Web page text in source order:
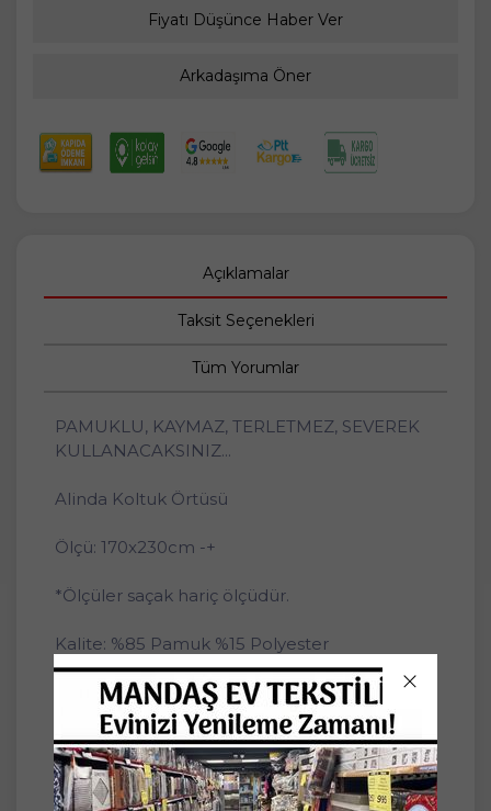
Fiyatı Düşünce Haber Ver
Arkadaşıma Öner
Açıklamalar
Taksit Seçenekleri
Tüm Yorumlar
PAMUKLU, KAYMAZ, TERLETMEZ, SEVEREK
KULLANACAKSINIZ...
Alinda Koltuk Örtüsü
Ölçü: 170x230cm -+
*Ölçüler saçak hariç ölçüdür.
Kalite: %85 Pamuk %15 Polyester
Ağırlık: 840gr/adet -+
Piyasadaki standart koltuklar için ideal
ölçüdedir.